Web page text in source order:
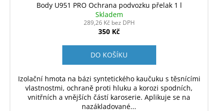
Body U951 PRO Ochrana podvozku přelak 1 l
Skladem
289,26 Kč bez DPH
350 Kč
DO KOŠÍKU
Izolační hmota na bázi syntetického kaučuku s těsnícími
vlastnostmi, ochraně proti hluku a korozi spodních,
vnitřních a vnějších částí karoserie. Aplikuje se na
nazákladované...